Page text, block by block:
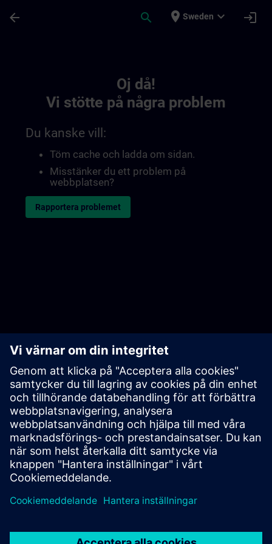
arrow_back search place Sweden expand_more login
Oj då!
Vi stötte på några problem
Du kanske vill:
Töm cache och ladda om sidan.
Misstänker du ett problem på
webbplatsen?
Rapportera problemet